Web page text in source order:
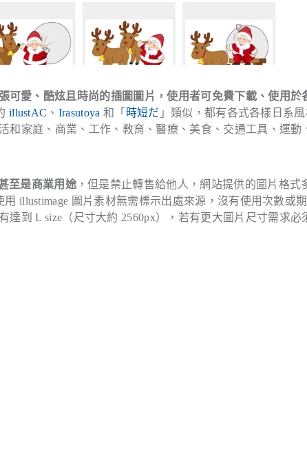
可愛、酷炫且時尚的插圖圖片，使用者可免費下載、使用於
illustAC 、 Irasutoya 和「 時短だ 」類似，都有各式各樣日系
和家庭、商業、工作、教育、醫療、美食、交通工具、運動
至是商業用途，但是禁止轉售給他人，網站提供的圖片格式
illustimage 圖片素材無需標示出處來源，沒有使用次數或
到 L size（尺寸大約 2560px），若有更大圖片尺寸需求必